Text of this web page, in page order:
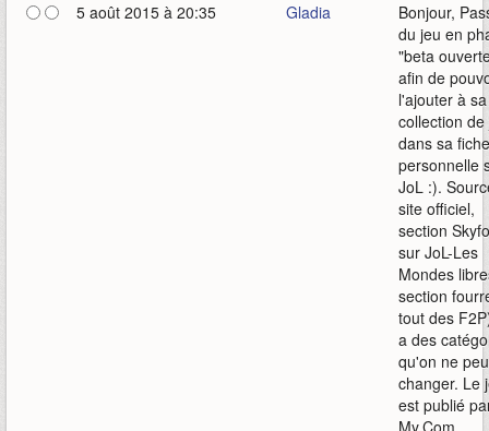
5 août 2015 à 20:35
Gladia
Bonjour,
du jeu en
"beta
afin de
l'ajouter à sa
collection de
dans sa fiche
personnelle
JoL :).
site officiel,
section
sur JoL-Les
Mondes
section
tout des
a des
qu'on ne
changer. Le
est publié
My.Com